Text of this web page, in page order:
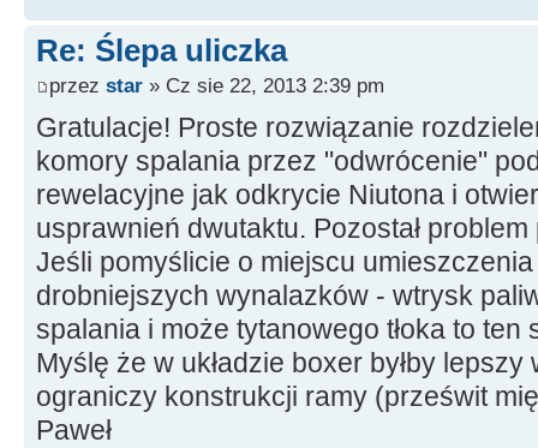
Re: Ślepa uliczka
przez star » Cz sie 22, 2013 2:39 pm
Gratulacje! Proste rozwiązanie
komory spalania przez "odwrócenie"
rewelacyjne jak odkrycie Niutona i
usprawnień dwutaktu. Pozostał
Jeśli pomyślicie o miejscu
drobniejszych wynalazków - wtrysk
spalania i może tytanowego tłoka to ten
Myślę że w układzie boxer byłby
ograniczy konstrukcji ramy (prześwit
Paweł